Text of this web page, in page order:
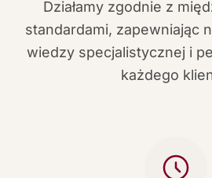
Działamy zgodnie z
standardami, zapewniając
wiedzy specjalistycznej i
każdego